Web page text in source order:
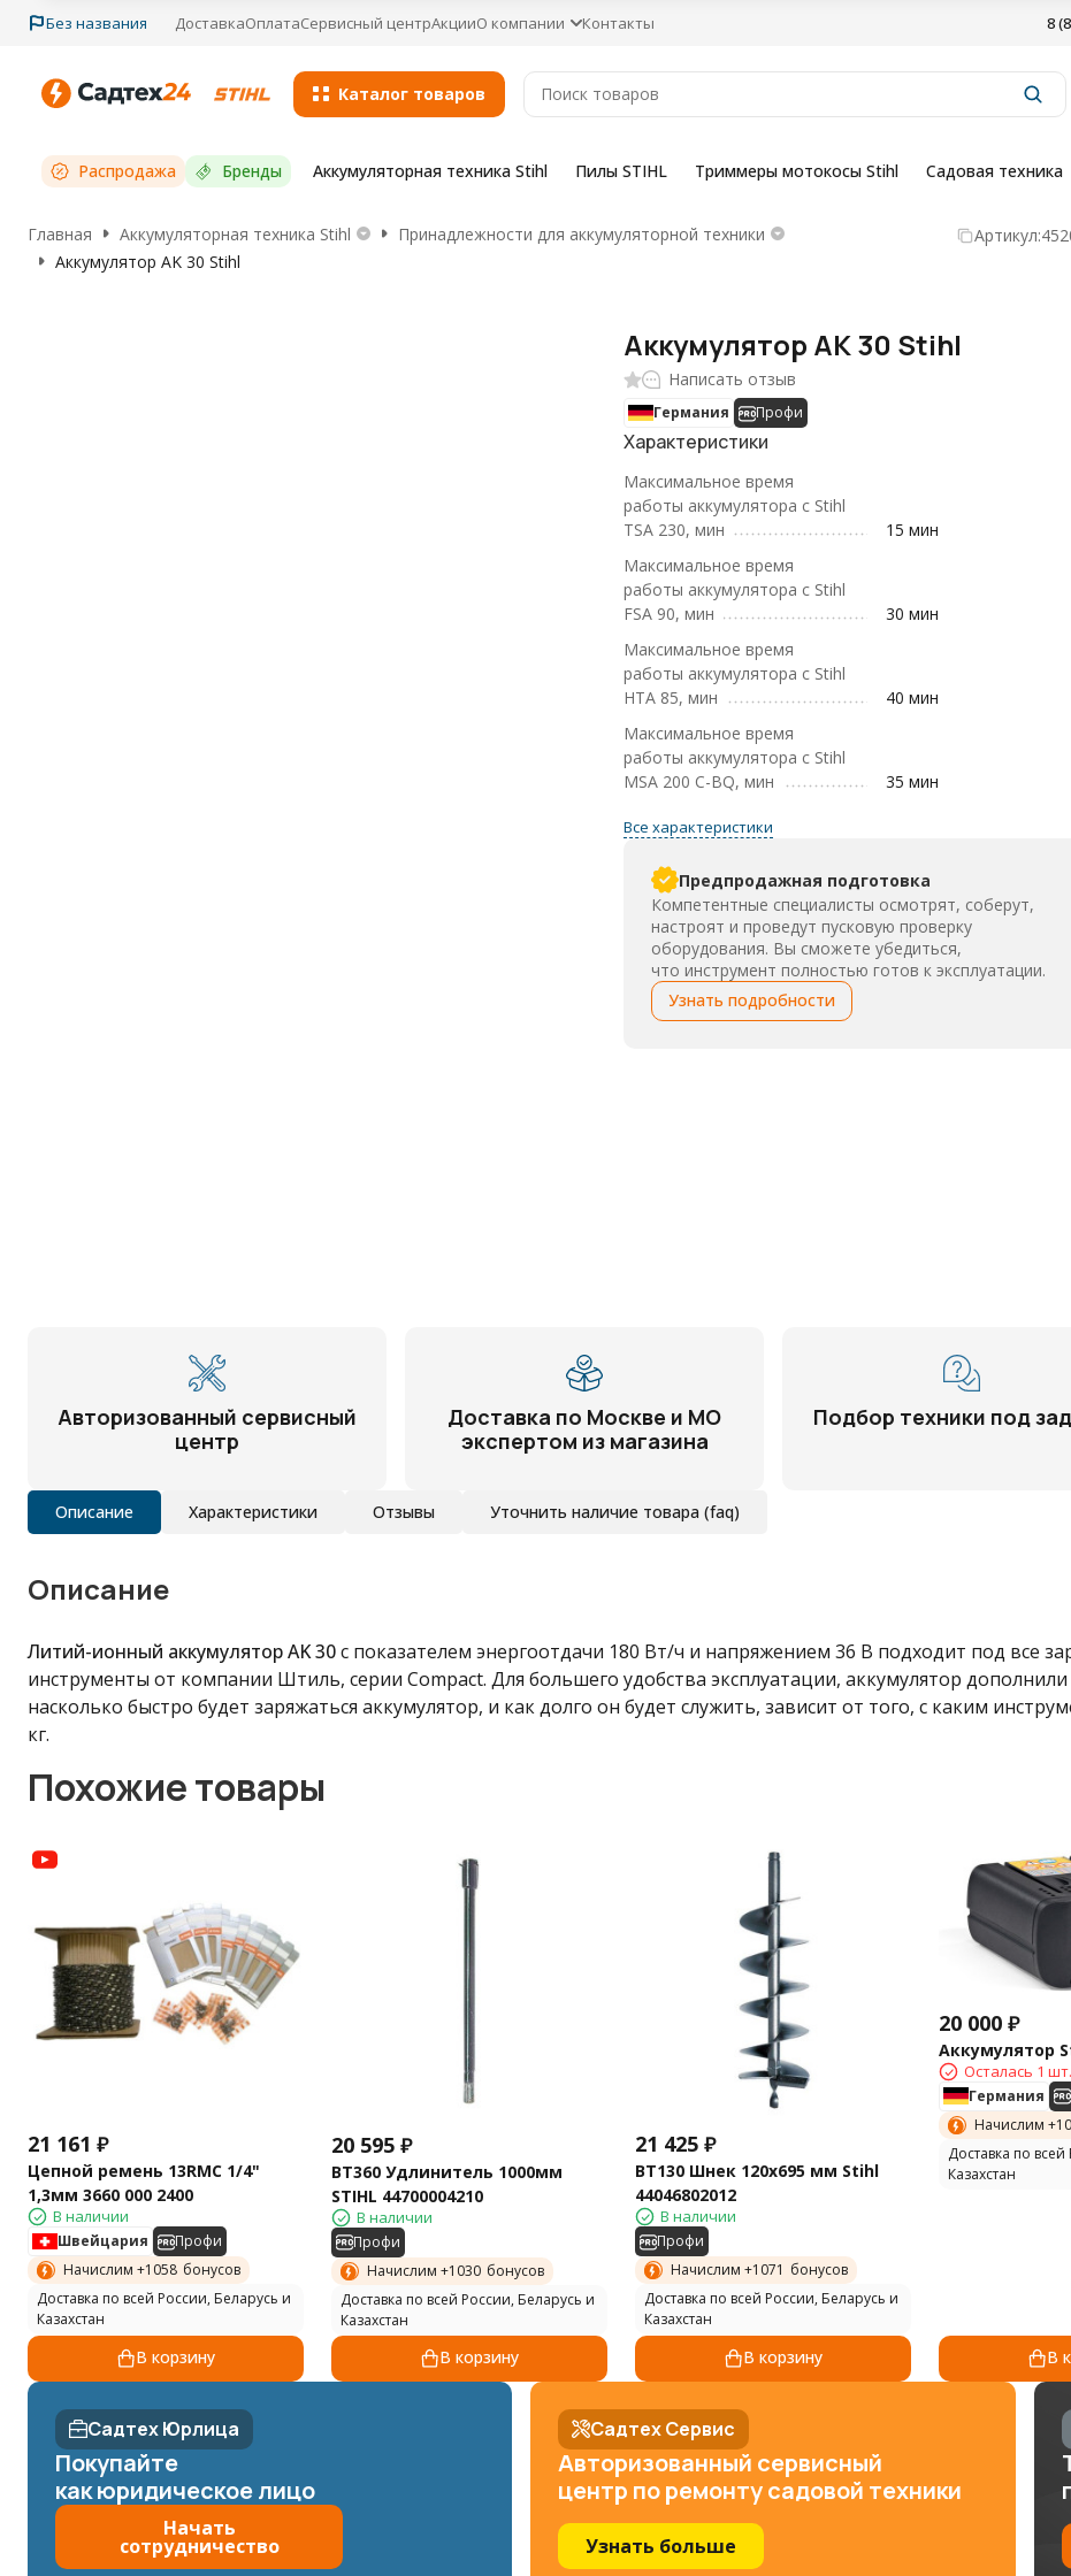
Без названия ДоставкаОплатаСервисный центрАкцииО компании Контакты 8
Каталог товаров
Распродажа Бренды Аккумуляторная техника Stihl Пилы STIHL Триммеры мотокосы Stihl Садовая техника
Главная Аккумуляторная техника Stihl
Принадлежности для аккумуляторной техники
Аккумулятор AK 30 Stihl
Артикул:
Аккумулятор AK 30 Stihl
Написать отзыв
Германия Профи
Характеристики
Максимальное время
работы аккумулятора с Stihl
TSA 230, мин
15 мин
Максимальное время
работы аккумулятора с Stihl
FSA 90, мин
30 мин
Максимальное время
работы аккумулятора с Stihl
HTA 85, мин
40 мин
Максимальное время
работы аккумулятора с Stihl
MSA 200 C-BQ, мин
35 мин
Все характеристики
Предпродажная подготовка
Компетентные специалисты осмотрят, соберут,
настроят и проведут пусковую проверку
оборудования. Вы сможете убедиться,
что инструмент полностью готов к эксплуатации.
Узнать подробности
Авторизованный сервисный
центр
Доставка по Москве и МО
экспертом из магазина
Подбор техники под
Описание Характеристики Отзывы Уточнить наличие товара (faq)
Описание
Литий-ионный аккумулятор AK 30с показателем энергоотдачи 180 Вт/ч и напряжением 36 В подходит под все
инструменты от компании Штиль, серии Compact. Для большего удобства эксплуатации, аккумулятор
насколько быстро будет заряжаться аккумулятор, и как долго он будет служить, зависит от того, с каким
кг.
Похожие товары
21 161 ₽
Цепной ремень 13RMC 1/4"
1,3мм 3660 000 2400
В наличии
Швейцария
Профи
Начислим +1058 бонусов
Доставка по всей России, Беларусь и
Казахстан
В корзину
20 595 ₽
BT360 Удлинитель 1000мм
STIHL 44700004210
В наличии
Профи
Начислим +1030 бонусов
Доставка по всей России, Беларусь и
Казахстан
В корзину
21 425 ₽
BT130 Шнек 120х695 мм Stihl
44046802012
В наличии
Профи
Начислим +1071 бонусов
Доставка по всей России, Беларусь и
Казахстан
В корзину
20 000 ₽
Аккумулятор
Осталась 1 шт.
Германия
Начислим +
Доставка по
Казахстан
В
Садтех Юрлица
Покупайте
как юридическое лицо
Начать
сотрудничество
Садтех Сервис
Авторизованный сервисный
центр по ремонту садовой техники
Узнать больше